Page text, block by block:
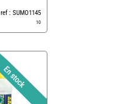
ref : SUMO1145
10